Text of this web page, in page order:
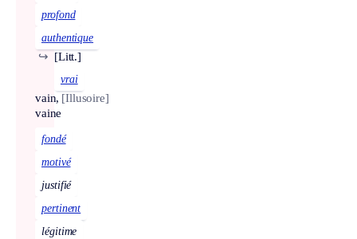
profond
authentique
[Litt.]
↪
vrai
vain,
vaine
[Illusoire]
fondé
motivé
justifié
pertinent
légitime